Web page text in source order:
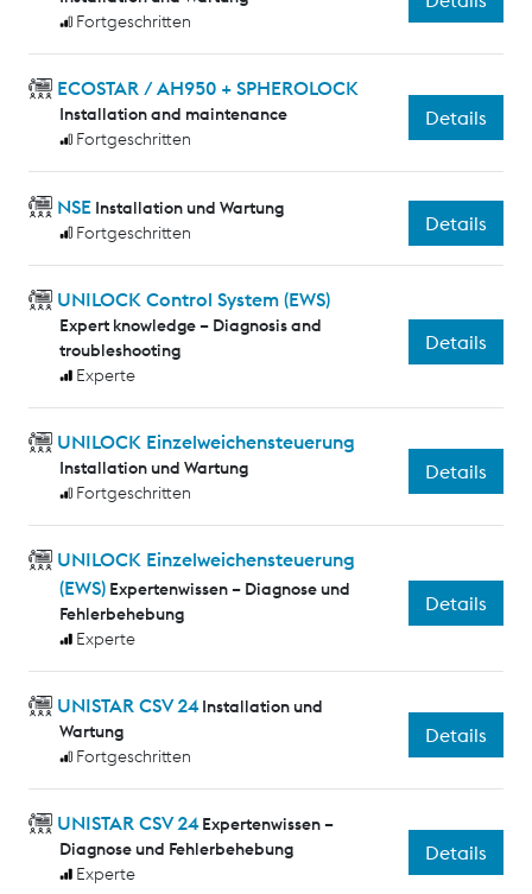
Fortgeschritten
ECOSTAR / AH950 + SPHEROLOCK
Installation and maintenance
Fortgeschritten
Details
NSE Installation und Wartung
Fortgeschritten
Details
UNILOCK Control System (EWS)
Expert knowledge – Diagnosis and
troubleshooting
Experte
Details
UNILOCK Einzelweichensteuerung
Installation und Wartung
Fortgeschritten
Details
UNILOCK Einzelweichensteuerung
(EWS) Expertenwissen – Diagnose und
Fehlerbehebung
Experte
Details
UNISTAR CSV 24 Installation und
Wartung
Fortgeschritten
Details
UNISTAR CSV 24 Expertenwissen –
Diagnose und Fehlerbehebung
Experte
Details